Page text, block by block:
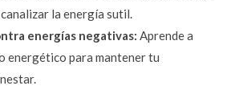
la energía sutil.
energías negativas: Aprende a
energético para mantener tu